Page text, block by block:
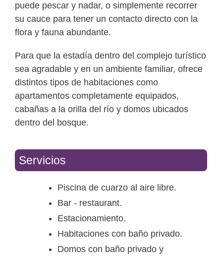
puede pescar y nadar, o simplemente recorrer
su cauce para tener un contacto directo con la
flora y fauna abundante.
Para que la estadía dentro del complejo turístico
sea agradable y en un ambiente familiar, ofrece
distintos tipos de habitaciones como
apartamentos completamente equipados,
cabañas a la orilla del río y domos ubicados
dentro del bosque.
Servicios
Piscina de cuarzo al aire libre.
Bar - restaurant.
Estacionamiento.
Habitaciones con baño privado.
Domos con baño privado y